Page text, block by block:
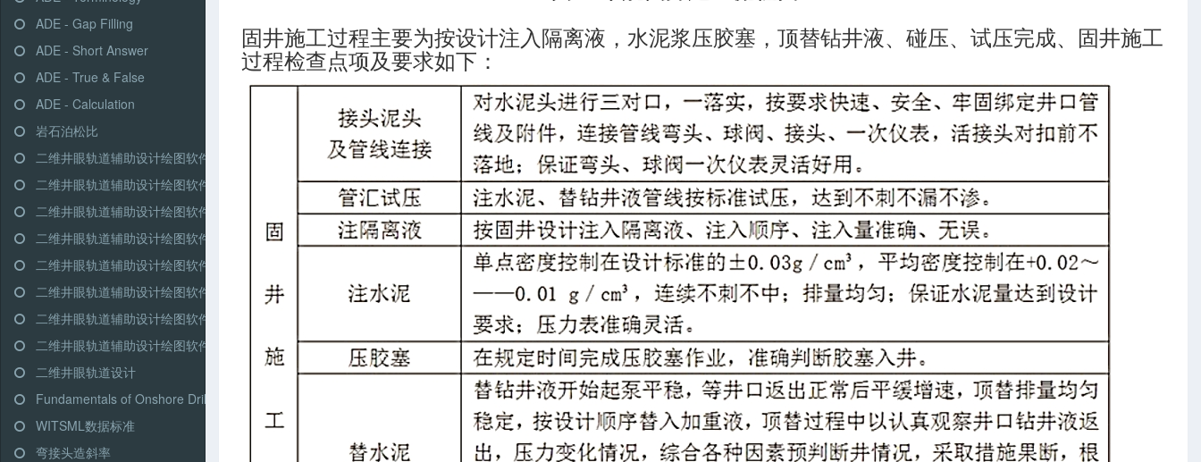
ADE - Gap Filling
ADE - Short Answer
ADE - True & False
ADE - Calculation
岩石泊松比
二维井眼轨道辅助设计绘图软件-高级模式-三段式
二维井眼轨道辅助设计绘图软件-高级模式-多靶三段式
二维井眼轨道辅助设计绘图软件-高级模式-五段式
二维井眼轨道辅助设计绘图软件-高级模式-双增式
二维井眼轨道辅助设计绘图软件-简单模式-三段式
二维井眼轨道辅助设计绘图软件-简单模式-多靶三段式
二维井眼轨道辅助设计绘图软件-简单模式-五段式
二维井眼轨道辅助设计绘图软件-简单模式-双增式
二维井眼轨道设计
Fundamentals of Onshore Driling (Martin Klempa)
WITSML数据标准
弯接头造斜率
固井施工过程主要为按设计注入隔离液，水泥浆压胶塞，顶替钻井液、碰压、试压完成、固井施工
过程检查点项及要求如下：